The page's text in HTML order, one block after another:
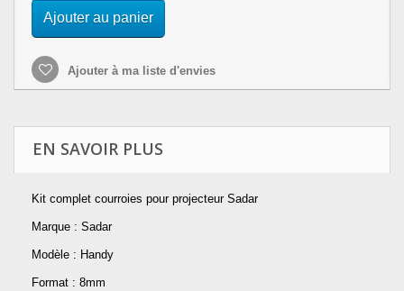
Ajouter au panier
Ajouter à ma liste d'envies
EN SAVOIR PLUS
Kit complet courroies pour projecteur Sadar
Marque : Sadar
Modèle : Handy
Format : 8mm